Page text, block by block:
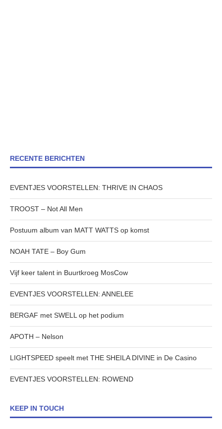
RECENTE BERICHTEN
EVENTJES VOORSTELLEN: THRIVE IN CHAOS
TROOST – Not All Men
Postuum album van MATT WATTS op komst
NOAH TATE – Boy Gum
Vijf keer talent in Buurtkroeg MosCow
EVENTJES VOORSTELLEN: ANNELEE
BERGAF met SWELL op het podium
APOTH – Nelson
LIGHTSPEED speelt met THE SHEILA DIVINE in De Casino
EVENTJES VOORSTELLEN: ROWEND
KEEP IN TOUCH